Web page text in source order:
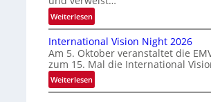
s
i
e
Weiterlesen:
H
o
m
e
p
a
International Vision Night 2026
Am 5. Oktober veranstaltet die
zum 15. Mal die International
Weiterlesen:
I